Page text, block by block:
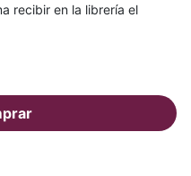
recibir en la librería el